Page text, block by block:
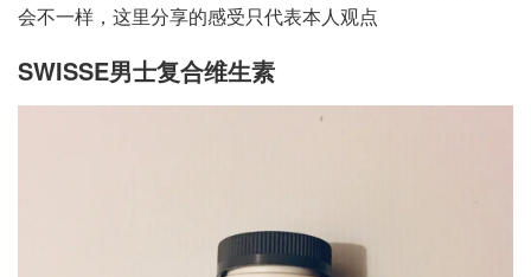
会不一样，这里分享的感受只代表本人观点
SWISSE男士复合维生素